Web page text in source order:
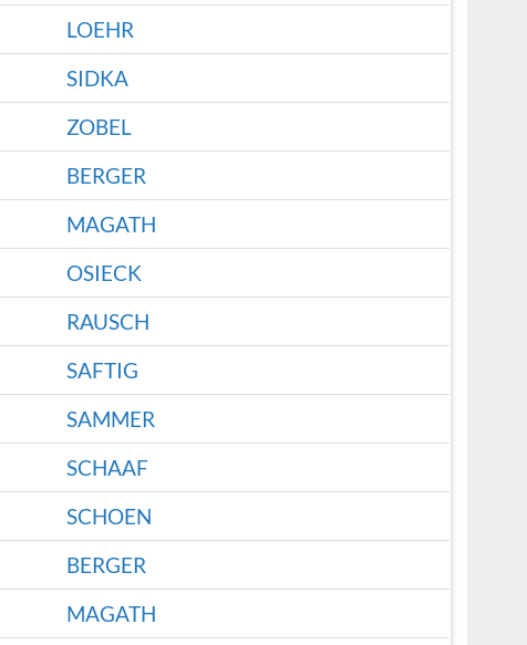
LOEHR
SIDKA
ZOBEL
BERGER
MAGATH
OSIECK
RAUSCH
SAFTIG
SAMMER
SCHAAF
SCHOEN
BERGER
MAGATH